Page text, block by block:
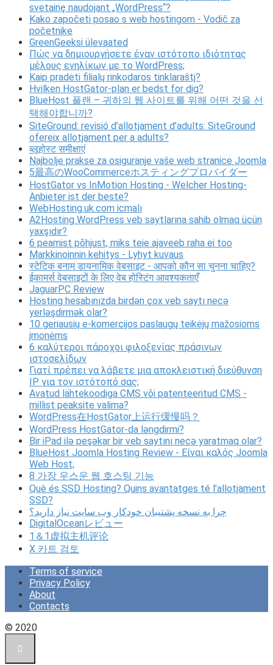
svetainę naudojant „WordPress“?
Kako započeti posao s web hostingom - Vodič za
početnike
GreenGeeksi ülevaated
Πώς να δημιουργήσετε έναν ιστότοπο ιδιότητας
μέλους ενηλίκων με το WordPress;
Kaip pradėti filialų rinkodaros tinklaraštį?
Hvilken HostGator-plan er bedst for dig?
BlueHost 플랜 – 귀하의 웹 사이트를 위해 어떤 것을 선
택해야합니까?
SiteGround: revisió d’allotjament d’adults: SiteGround
ofereix allotjament per a adults?
ब्लूहोस्ट समीक्षाएं
Najbolje prakse za osiguranje vaše web stranice Joomla
5最高のWooCommerceホスティングプロバイダー
HostGator vs InMotion Hosting - Welcher Hosting-
Anbieter ist der beste?
WebHosting.uk.com icmalı
A2Hosting WordPress veb saytlarına sahib olmaq üçün
yaxşıdır?
6 peamist põhjust, miks teie ajaveeb raha ei too
Markkinoinnin kehitys - Lyhyt kuvaus
स्टेटिक बनाम डायनामिक वेबसाइट - आपको कौन सा चुनना चाहिए?
ईकामर्स वेबसाइटों के लिए वेब होस्टिंग आवश्यकताएँ
JaguarPC Review
Hosting hesabınızda birdən çox veb saytı necə
yerləşdirmək olar?
10 geriausių e-komercijos paslaugų teikėjų mažosioms
įmonėms
6 καλύτεροι πάροχοι φιλοξενίας πράσινων
ιστοσελίδων
Γιατί πρέπει να λάβετε μια αποκλειστική διεύθυνση
IP για τον ιστότοπό σας;
Avatud lähtekoodiga CMS või patenteeritud CMS -
millist peaksite valima?
WordPress在HostGator上运行缓慢吗？
WordPress HostGator-da ləngdirmi?
Bir iPad ilə peşəkar bir veb saytını necə yaratmaq olar?
BlueHost Joomla Hosting Review - Είναι καλός Joomla
Web Host;
8 가장 우스운 웹 호스팅 기능
Què és SSD Hosting? Quins avantatges té l’allotjament
SSD?
چرا به نسخه پشتیبان خودکار وب سایت نیاز دارید؟
DigitalOceanレビュー
1＆1虚拟主机评论
X 카트 검토
Terms of service
Privacy Policy
About
Contacts
© 2020